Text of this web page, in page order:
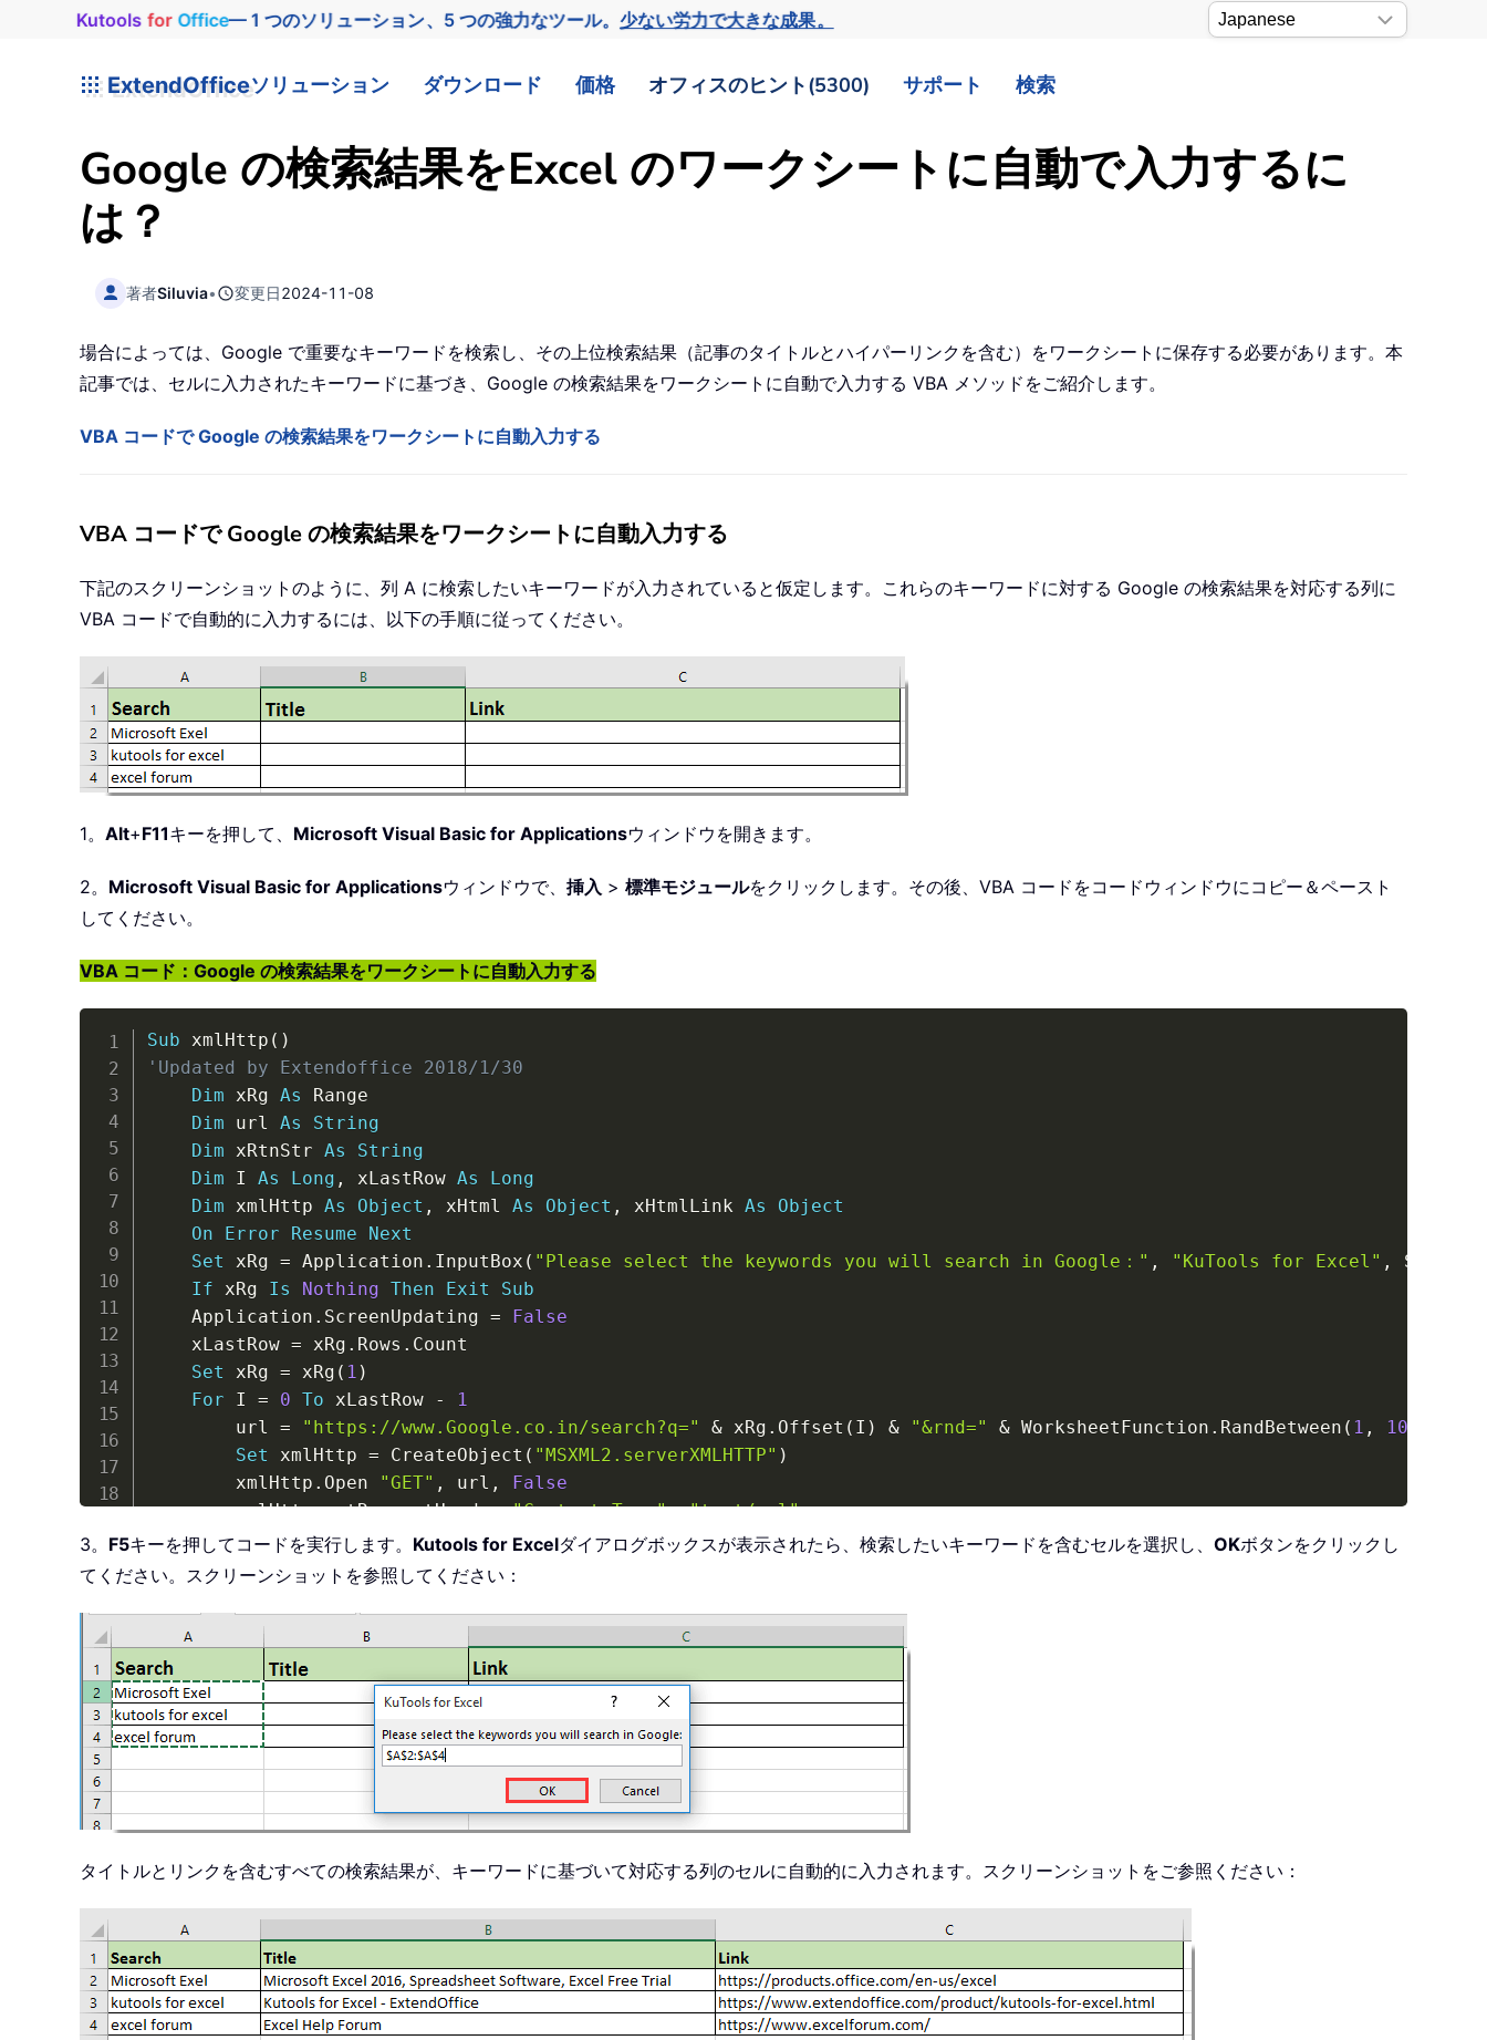
Kutools for Office— 1 つのソリューション、5 つの強力なツール。少ない労力で大きな成果。
ExtendOfficeソリューション ダウンロード 価格 オフィスのヒント(5300) サポート 検索
Google の検索結果をExcel のワークシートに自動で入力するに
は？
著者Siluvia• 変更日2024-11-08
場合によっては、Google で重要なキーワードを検索し、その上位検索結果（記事のタイトルとハイパーリンクを含む）をワークシートに保存する必要があります。本
記事では、セルに入力されたキーワードに基づき、Google の検索結果をワークシートに自動で入力する VBA メソッドをご紹介します。
VBA コードで Google の検索結果をワークシートに自動入力する
VBA コードで Google の検索結果をワークシートに自動入力する
下記のスクリーンショットのように、列 A に検索したいキーワードが入力されていると仮定します。これらのキーワードに対する Google の検索結果を対応する列に
VBA コードで自動的に入力するには、以下の手順に従ってください。
1。 Alt+F11キーを押して、 Microsoft Visual Basic for Applicationsウィンドウを開きます。
2。 Microsoft Visual Basic for Applicationsウィンドウで、 挿入 > 標準モジュールをクリックします。その後、VBA コードをコードウィンドウにコピー＆ペースト
してください。
VBA コード：Google の検索結果をワークシートに自動入力する
Sub xmlHttp ( )
'Updated by Extendoffice 2018/1/30
Dim xRg As Range
Dim url As
String
Dim xRtnStr As
String
Dim I As Long , xLastRow As
Long
Dim xmlHttp As Object , xHtml As Object , xHtmlLink As
Object
On
Error Resume
Next
Set xRg = Application . InputBox ( "Please select the keywords you will search in Google：" , "KuTools for Excel" ,
If xRg Is Nothing Then Exit
Sub
    Application
. ScreenUpdating =
False
    xLastRow
= xRg . Rows . Count
Set xRg = xRg ( 1 )
For I = 0 To xLastRow -
1
        url
= "https://www.Google.co.in/search?q=" & xRg . Offset ( I ) & "&rnd=" & WorksheetFunction . RandBetween ( 1 , 10000
Set xmlHttp = CreateObject ( "MSXML2.serverXMLHTTP" )
        xmlHttp
. Open "GET" , url ,
False
        xmlHttp
.setRequestHeader "Content-Type", "text/xml"
        xmlHttp
.setRequestHeader "User-Agent", "Mozilla/5.0 (Windows NT 6.1; rv:25.0) Gecko/20100101 Firefox/25.0"
        xmlHttp
send
        xHtml
.body.innerHTML = xmlHttp.ResponseText
Set xHtmlLink = xHtml.getelementbyid("rso").getelementsbytagname
        xRtnStr
= Replace(xHtmlLink.innerHTML, "<EM>", "")
        xRtnStr
= Replace(xRtnStr "</EM>",
)
        xRg
.Offset(I, 1).Value = xRtnStr
2).Value
Next
    Application
.ScreenUpdating = True
3。 F5キーを押してコードを実行します。 Kutools for Excelダイアログボックスが表示されたら、検索したいキーワードを含むセルを選択し、 OKボタンをクリックし
てください。スクリーンショットを参照してください：
タイトルとリンクを含むすべての検索結果が、キーワードに基づいて対応する列のセルに自動的に入力されます。スクリーンショットをご参照ください：